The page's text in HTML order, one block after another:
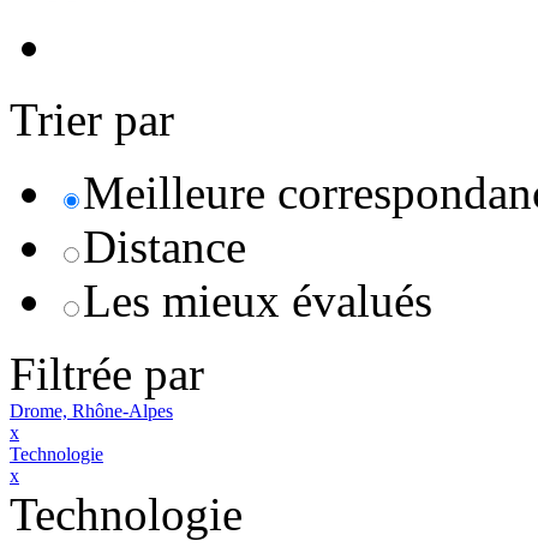
Trier par
Meilleure
Distance
Les mieux évalués
Filtrée par
Drome, Rhône-Alpes
x
Technologie
x
Technologie